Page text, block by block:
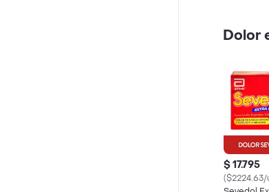
Dolor
$ 17.795
($2224.63/